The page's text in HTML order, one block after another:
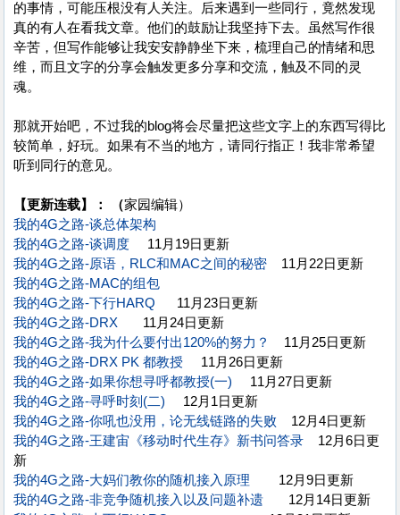
的事情，可能压根没有人关注。后来遇到一些同行，竟然发现
真的有人在看我文章。他们的鼓励让我坚持下去。虽然写作很
辛苦，但写作能够让我安安静静坐下来，梳理自己的情绪和思
维，而且文字的分享会触发更多分享和交流，触及不同的灵
魂。
那就开始吧，不过我的blog将会尽量把这些文字上的东西写得比
较简单，好玩。如果有不当的地方，请同行指正！我非常希望
听到同行的意见。
【更新连载】： （家园编辑）
我的4G之路-谈总体架构
我的4G之路-谈调度 11月19日更新
我的4G之路-原语，RLC和MAC之间的秘密 11月22日更新
我的4G之路-MAC的组包
我的4G之路-下行HARQ 11月23日更新
我的4G之路-DRX 11月24日更新
我的4G之路-我为什么要付出120%的努力？
11月25日更新
我的4G之路-DRX PK 都教授 11月26日更新
我的4G之路-如果你想寻呼都教授(一) 11月27日更新
我的4G之路-寻呼时刻(二) 12月1日更新
我的4G之路-你吼也没用，论无线链路的失败 12月4日更新
我的4G之路-王建宙《移动时代生存》新书问答录 12月6日更
新
我的4G之路-大妈们教你的随机接入原理 12月9日更新
我的4G之路-非竞争随机接入以及问题补遗 12月14日更新